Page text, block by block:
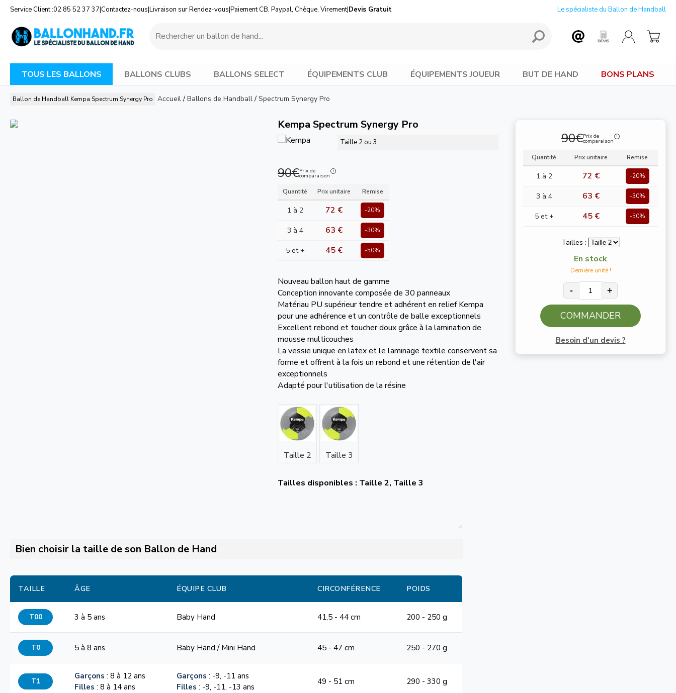
Service Client :02 85 52 37 37|Contactez-nous|Livraison sur Rendez-vous|Paiement CB, Paypal, Chèque, Virement|Devis Gratuit Le spécialiste du Ballon de Handball
TOUS LES BALLONS BALLONS CLUBS BALLONS SELECT ÉQUIPEMENTS CLUB ÉQUIPEMENTS JOUEUR BUT DE HAND BONS PLANS
Ballon de Handball Kempa Spectrum Synergy Pro Accueil/ Ballons de Handball/ Spectrum Synergy Pro
90€Prix de
comparaison
Quantité Prix unitaire Remise
1 à 2 72 € -20%
3 à 4 63 € -30%
5 et + 45 € -50%
Tailles :
En stock
Dernière unité !
- +
COMMANDER
Besoin d'un devis ?
Kempa Spectrum Synergy Pro
Taille 2 ou 3
90€Prix de
comparaison
Quantité Prix unitaire Remise
1 à 2 72 € -20%
3 à 4 63 € -30%
5 et + 45 € -50%
Nouveau ballon haut de gamme
Conception innovante composée de 30 panneaux
Matériau PU supérieur tendre et adhérent en relief Kempa
pour une adhérence et un contrôle de balle exceptionnels
Excellent rebond et toucher doux grâce à la lamination de
mousse multicouches
La vessie unique en latex et le laminage textile conservent sa
forme et offrent à la fois un rebond et une rétention de l'air
exceptionnels
Adapté pour l'utilisation de la résine
Taille 2 Taille 3
Tailles disponibles : Taille 2, Taille 3
Bien choisir la taille de son Ballon de Hand
TAILLE ÂGE ÉQUIPE CLUB CIRCONFÉRENCE POIDS
T00 3 à 5 ans Baby Hand 41,5 - 44 cm 200 - 250 g
T0 5 à 8 ans Baby Hand / Mini Hand 45 - 47 cm 250 - 270 g
T1
Garçons : 8 à 12 ans
Filles : 8 à 14 ans
Garçons : -9, -11 ans
Filles : -9, -11, -13 ans
49 - 51 cm 290 - 330 g